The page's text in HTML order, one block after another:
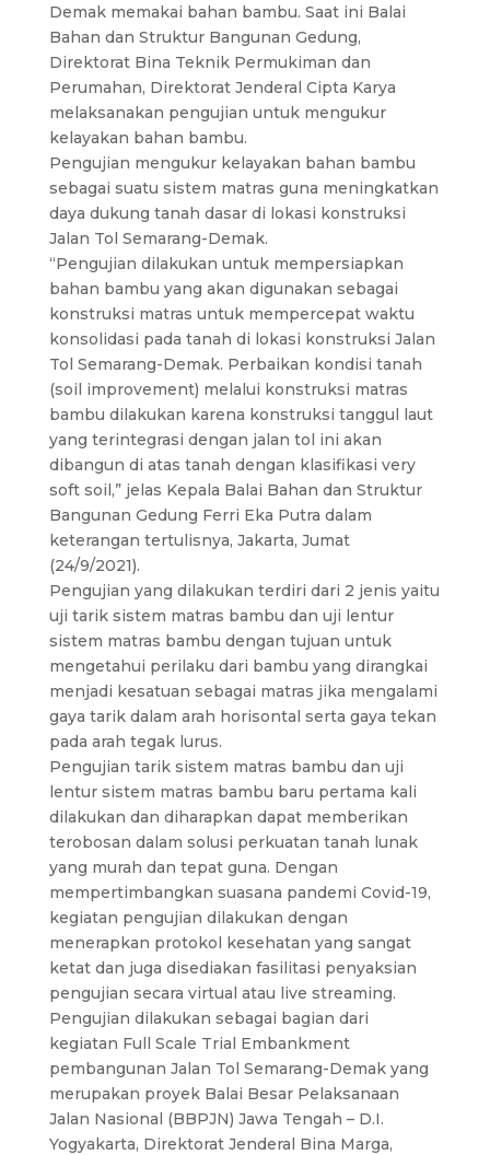
Demak memakai bahan bambu. Saat ini Balai
Bahan dan Struktur Bangunan Gedung,
Direktorat Bina Teknik Permukiman dan
Perumahan, Direktorat Jenderal Cipta Karya
melaksanakan pengujian untuk mengukur
kelayakan bahan bambu.
Pengujian mengukur kelayakan bahan bambu
sebagai suatu sistem matras guna meningkatkan
daya dukung tanah dasar di lokasi konstruksi
Jalan Tol Semarang-Demak.
“Pengujian dilakukan untuk mempersiapkan
bahan bambu yang akan digunakan sebagai
konstruksi matras untuk mempercepat waktu
konsolidasi pada tanah di lokasi konstruksi Jalan
Tol Semarang-Demak. Perbaikan kondisi tanah
(soil improvement) melalui konstruksi matras
bambu dilakukan karena konstruksi tanggul laut
yang terintegrasi dengan jalan tol ini akan
dibangun di atas tanah dengan klasifikasi very
soft soil,” jelas Kepala Balai Bahan dan Struktur
Bangunan Gedung Ferri Eka Putra dalam
keterangan tertulisnya, Jakarta, Jumat
(24/9/2021).
Pengujian yang dilakukan terdiri dari 2 jenis yaitu
uji tarik sistem matras bambu dan uji lentur
sistem matras bambu dengan tujuan untuk
mengetahui perilaku dari bambu yang dirangkai
menjadi kesatuan sebagai matras jika mengalami
gaya tarik dalam arah horisontal serta gaya tekan
pada arah tegak lurus.
Pengujian tarik sistem matras bambu dan uji
lentur sistem matras bambu baru pertama kali
dilakukan dan diharapkan dapat memberikan
terobosan dalam solusi perkuatan tanah lunak
yang murah dan tepat guna. Dengan
mempertimbangkan suasana pandemi Covid-19,
kegiatan pengujian dilakukan dengan
menerapkan protokol kesehatan yang sangat
ketat dan juga disediakan fasilitasi penyaksian
pengujian secara virtual atau live streaming.
Pengujian dilakukan sebagai bagian dari
kegiatan Full Scale Trial Embankment
pembangunan Jalan Tol Semarang-Demak yang
merupakan proyek Balai Besar Pelaksanaan
Jalan Nasional (BBPJN) Jawa Tengah – D.I.
Yogyakarta, Direktorat Jenderal Bina Marga,